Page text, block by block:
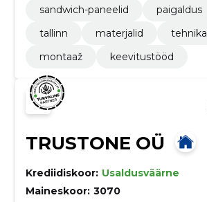
sandwich-paneelid
paigaldus
tallinn
materjalid
tehnika
montaaž
keevitustööd
TRUSTONE OÜ
Krediidiskoor: Usaldusväärne
Maineskoor: 3070